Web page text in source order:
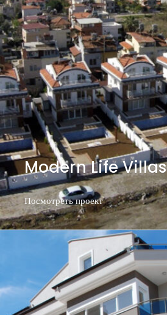
Modern Life Villas
Посмотреть проектПосмотреть проект